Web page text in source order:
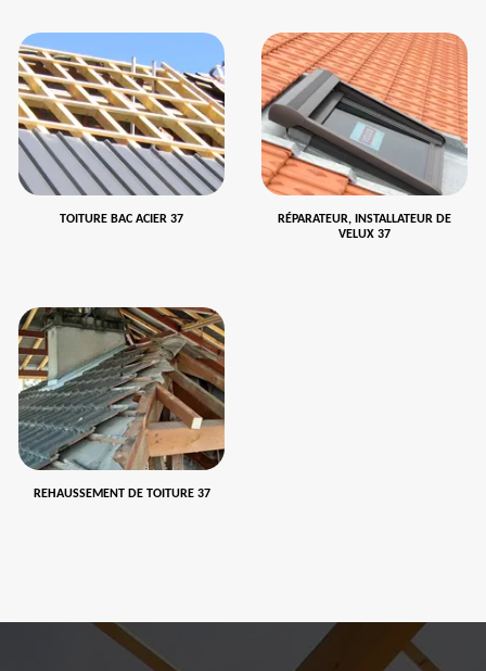
TOITURE BAC ACIER 37
RÉPARATEUR, INSTALLATEUR DE
VELUX 37
REHAUSSEMENT DE TOITURE 37